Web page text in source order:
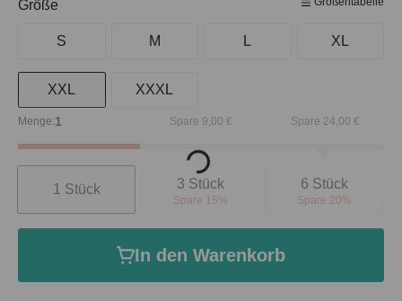
Größe
S M L XL
XXL XXXL
Loading...
Menge:1 Spare 9,00 € Spare 24,00 €
1 Stück
3 Stück
Spare 15%
6 Stück
Spare 20%
In den Warenkorb